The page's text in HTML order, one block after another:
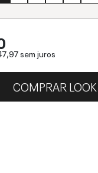
sem juros
COMPRAR LOOK